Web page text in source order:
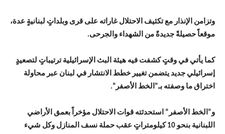
وتزامن الإنذار مع تكثيف الاحتلال غاراته على قرى وبلداتٍ لبنانيةٍ عدة،
موقعاً حصيلةً جديدةً من الشهداء والجرحى.
كما يأتي في وقتٍ كشفت فيه هيئة البث الإسرائيلية ترتيباتٍ لتصعيدٍ
إسرائيلي جديد يتضمن تغيير خطط الانتشار في لبنان عبر محاولة
اختراق ما وصفته بـ”الخط الأصفر”.
و”الخط الأصفر” استحدثته قوات الاحتلال مؤخراً بعمق الأراضي
اللبنانية بنحو 10 كيلومتراتٍ عقب حملة نسف المنازل وكل شيء